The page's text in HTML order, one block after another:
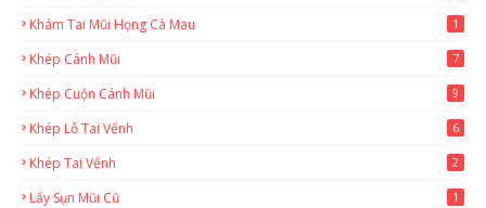
Khám Tai Mũi Họng Cà Mau 1
Khép Cánh Mũi 7
Khép Cuộn Cánh Mũi 9
Khép Lỗ Tai Vểnh 6
Khép Tai Vểnh 2
Lấy Sụn Mũi Cũ 1